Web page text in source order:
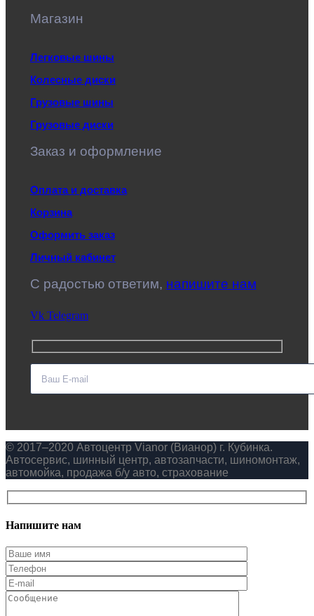
Магазин
Легковые шины
Колесные диски
Грузовые шины
Грузовые диски
Заказ и оформление
Оплата и доставка
Корзина
Оформить заказ
Личный кабинет
C радостью ответим, напишите нам
Vk Telegram
© 2017–2020 Автоцентр Vianor (Вианор) г. Кубинка.
Автосервис, шинный центр, автозапчасти, шиномонтаж,
автомойка, продажа б/у авто, страхование
Напишите нам